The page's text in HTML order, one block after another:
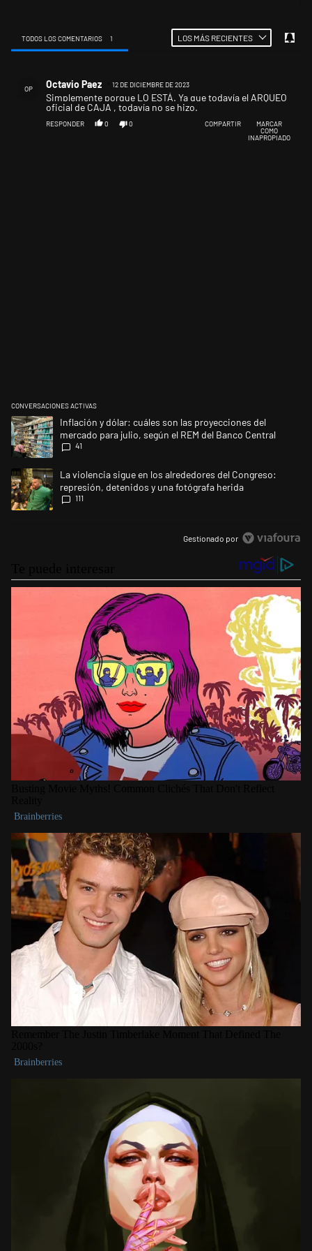
TODOS LOS COMENTARIOS 1 LOS MÁS RECIENTES
OP Octavio Paez 12 DE DICIEMBRE DE 2023
Simplemente porque LO ESTÁ. Ya que todavía el ARQUEO
oficial de CAJA , todavía no se hizo.
RESPONDER 0 0 COMPARTIR
MARCAR
COMO
INAPROPIADO
CONVERSACIONES ACTIVAS
Este listado muestra los artículos con más comentarios en los últimos
Un artículo de tendencia con el título "Inflación y dólar: cuáles son las
Inflación y dólar: cuáles son las proyecciones del
mercado para julio, según el REM del Banco Central
41
Un artículo de tendencia con el título "La violencia sigue en los
La violencia sigue en los alrededores del Congreso:
represión, detenidos y una fotógrafa herida
111
Gestionado por